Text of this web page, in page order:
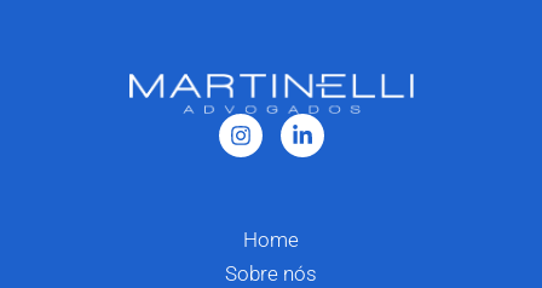
Home
Sobre nós